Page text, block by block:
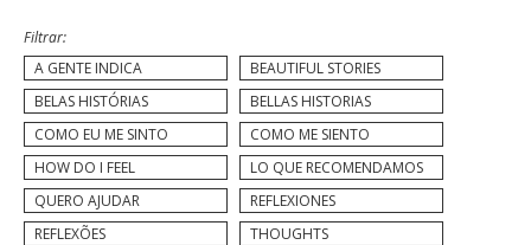
Filtrar:
A GENTE INDICA
BEAUTIFUL STORIES
BELAS HISTÓRIAS
BELLAS HISTORIAS
COMO EU ME SINTO
COMO ME SIENTO
HOW DO I FEEL
LO QUE RECOMENDAMOS
QUERO AJUDAR
REFLEXIONES
REFLEXÕES
THOUGHTS